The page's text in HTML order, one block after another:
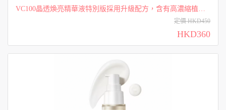
VC100晶透煥亮精華液特別版採用升級配方，含有高濃縮植物
胎盤素、多出100倍的玻尿酸以及VC100系列中最高濃度的維生
定價 HKD450
HKD360